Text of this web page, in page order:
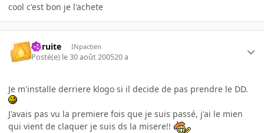
cool c'est bon je l'achete
latruite INpactien
Posté(e) le 30 août 200520 a
Je m'installe derriere klogo si il decide de pas prendre le DD.
J'avais pas vu la premiere fois que je suis passé, j'ai le mien
qui vient de claquer je suis ds la misere!!